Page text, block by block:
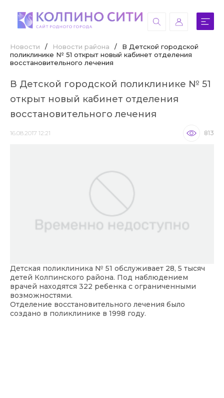
Новости / Новости района /
В Детской городской
поликлинике № 51 открыт новый кабинет отделения
восстановительного лечения
В Детской городской поликлинике № 51
открыт новый кабинет отделения
восстановительного лечения
16.08.2017 12:21 813
Детская поликлиника № 51 обслуживает 28, 5 тысяч
детей Колпинского района. Под наблюдением
врачей находятся 322 ребенка с ограниченными
возможностями.
Отделение восстановительного лечения было
создано в поликлинике в 1998 году.